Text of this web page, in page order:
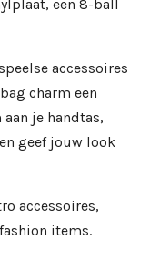
een 8-ball
accessoires
charm een
je handtas,
geef jouw look
accessoires,
items.